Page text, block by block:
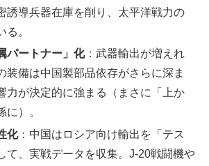
誘導兵器在庫を削り、太平洋戦力の
る。
パートナー」化：武器輸出が増えれ
装備は中国製部品依存がさらに深ま
力が決定的に強まる（まさに「上か
に）。
化：中国はロシア向け輸出を「テス
て、実戦データを収集。J-20戦闘機や